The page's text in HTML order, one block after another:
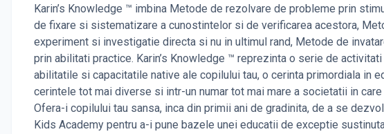
Karin’s Knowledge ™ imbina Metode de rezolvare de probleme prin
de fixare si sistematizare a cunostintelor si de verificarea acestora,
experiment si investigatie directa si nu in ultimul rand, Metode de
prin abilitati practice. Karin’s Knowledge ™ reprezinta o serie de
abilitatile si capacitatile native ale copilului tau, o cerinta primordiala in
cerintele tot mai diverse si intr-un numar tot mai mare a societatii in care
Ofera-i copilului tau sansa, inca din primii ani de gradinita, de a se
Kids Academy pentru a-i pune bazele unei educatii de exceptie